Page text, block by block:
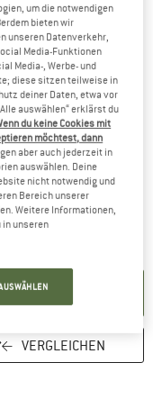
Öffnet sich in
Infobox und
VERGLEICHEN
um die notwendigen
bieten wir
unseren Datenverkehr,
Media-Funktionen
Media-, Werbe- und
diese sitzen teilweise in
deiner Daten, etwa vor
auswählen“ erklärst du
du keine Cookies mit
möchtest, dann
aber auch jederzeit in
auswählen. Deine
nicht notwendig und
Bereich unserer
Weitere Informationen,
unseren